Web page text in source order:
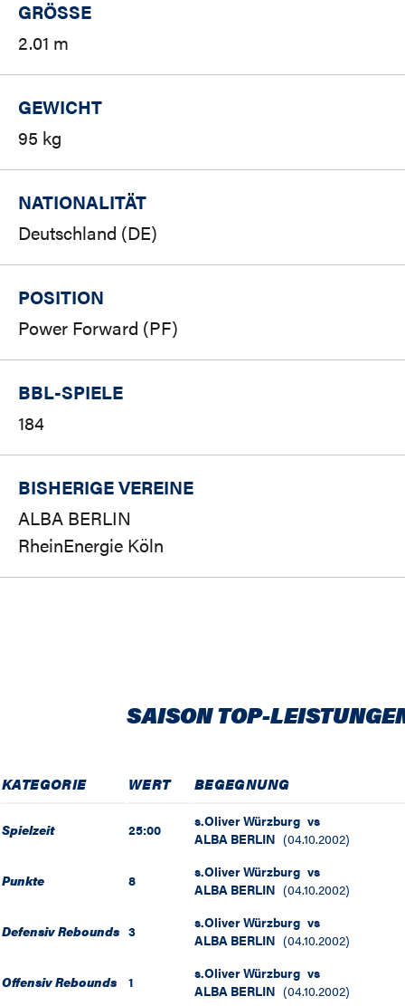
GRÖSSE
2.01 m
GEWICHT
95 kg
NATIONALITÄT
Deutschland (DE)
POSITION
Power Forward (PF)
BBL-SPIELE
184
BISHERIGE VEREINE
ALBA BERLIN
RheinEnergie Köln
SAISON TOP-
KATEGORIE WERT BEGEGNUNG
Spielzeit 25:00 s.Oliver Würzburg vs
ALBA BERLIN (04.10.2002)
Punkte 8 s.Oliver Würzburg vs
ALBA BERLIN (04.10.2002)
Defensiv Rebounds 3 s.Oliver Würzburg vs
ALBA BERLIN (04.10.2002)
Offensiv Rebounds 1 s.Oliver Würzburg vs
ALBA BERLIN (04.10.2002)